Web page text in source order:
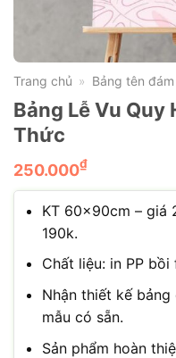
Trang chủ » Bảng tên
Bảng Lễ Vu Quy
Thức
250.000₫
KT 60x90cm – giá
190k.
Chất liệu: in PP
Nhận thiết kế
mẫu có sẵn.
Sản phẩm hoàn